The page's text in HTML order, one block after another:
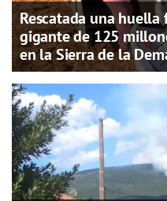
Rescatada una
gigante de 125
en la Sierra de la